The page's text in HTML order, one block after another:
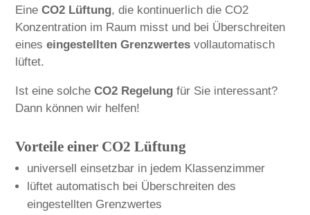
EineCO2 Lüftung, die kontinuerlich die CO2
Konzentration im Raum misst und bei Überschreiten
eineseingestellten Grenzwertes vollautomatisch
lüftet.
Ist eine solcheCO2 Regelung für Sie interessant?
Dann können wir helfen!
Vorteile einer CO2 Lüftung
universell einsetzbar in jedem Klassenzimmer
lüftet automatisch bei Überschreiten des
eingestellten Grenzwertes